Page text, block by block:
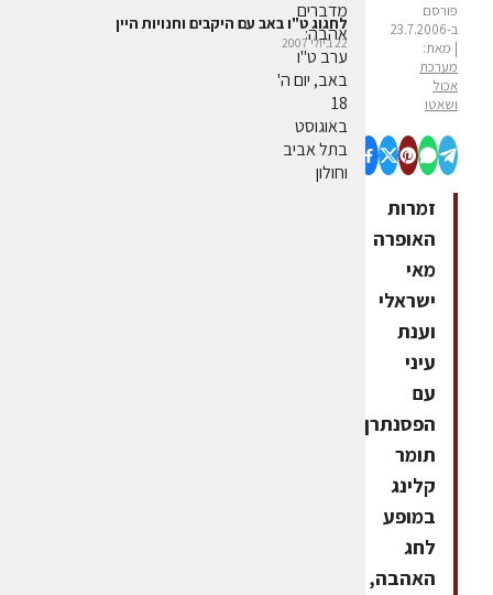
פורסם
ב-23.7.2006
| מאת:
מערכת
אכול
ושאטו
זמרות
האופרה
מאי
ישראלי
וענת
עיני
עם
הפסנתרן
תומר
קלינג
במופע
לחג
האהבה,
לחגוג ט"ו באב עם היקבים וחנויות היין
22 ביולי 2007